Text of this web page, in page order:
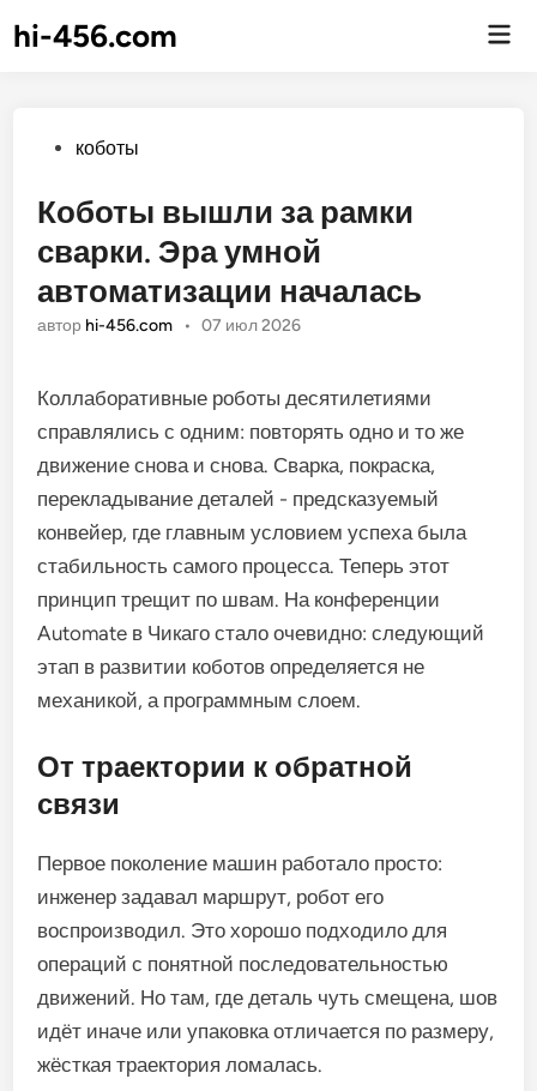
hi-456.com
Опубликовано
коботы
Коботы вышли за рамки
сварки. Эра умной
автоматизации началась
автор hi-456.com • 07 июл 2026
Коллаборативные роботы десятилетиями
справлялись с одним: повторять одно и то же
движение снова и снова. Сварка, покраска,
перекладывание деталей - предсказуемый
конвейер, где главным условием успеха была
стабильность самого процесса. Теперь этот
принцип трещит по швам. На конференции
Automate в Чикаго стало очевидно: следующий
этап в развитии коботов определяется не
механикой, а программным слоем.
От траектории к обратной
связи
Первое поколение машин работало просто:
инженер задавал маршрут, робот его
воспроизводил. Это хорошо подходило для
операций с понятной последовательностью
движений. Но там, где деталь чуть смещена, шов
идёт иначе или упаковка отличается по размеру,
жёсткая траектория ломалась.